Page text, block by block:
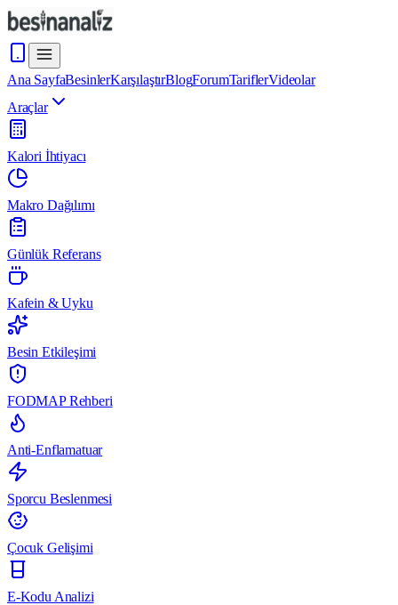
Ana SayfaBesinlerKarşılaştırBlogForumTariflerVideolar
Araçlar
Kalori İhtiyacı
Makro Dağılımı
Günlük Referans
Kafein & Uyku
Besin Etkileşimi
FODMAP Rehberi
Anti-Enflamatuar
Sporcu Beslenmesi
Çocuk Gelişimi
E-Kodu Analizi